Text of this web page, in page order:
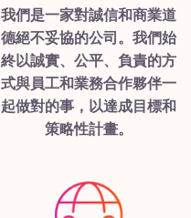
我們是一家對誠信和商業道
德絕不妥協的公司。我們始
終以誠實、公平、負責的方
式與員工和業務合作夥伴一
起做對的事，以達成目標和
策略性計畫。